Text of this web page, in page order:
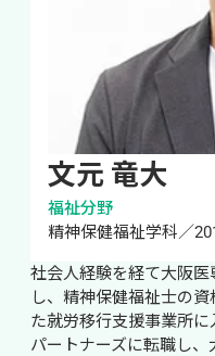
文元 竜大
福祉分野
精神保健福祉学科／
社会人経験を経て大阪
し、精神保健福祉士の
た就労移行支援事業所
パートナーズに転職し